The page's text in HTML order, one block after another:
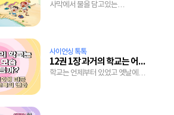
사막에서 물을 담고있는
사이언싱 톡톡
12권 1장 과거의 학교는 어떤 모습이었을까?
학교는 언제부터 있었고 옛날에는